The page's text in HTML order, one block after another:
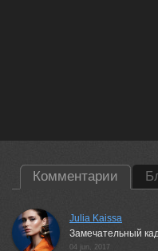
Комментарии
Julia Kaissa
Замечательный
04 jun, 2017